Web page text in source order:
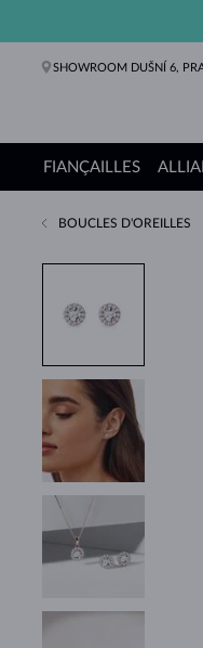
SHOWROOM DUŠNÍ 6,
FIANÇAILLES
BOUCLES D'OREILLES